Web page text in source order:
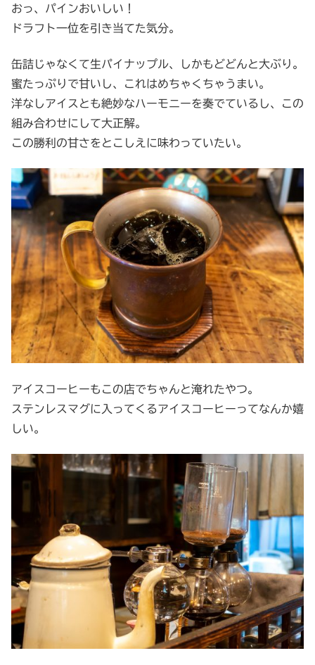
おっ、パインおいしい！
ドラフト一位を引き当てた気分。
缶詰じゃなくて生パイナップル、しかもどどんと大ぶり。
蜜たっぷりで甘いし、これはめちゃくちゃうまい。
洋なしアイスとも絶妙なハーモニーを奏でているし、この
組み合わせにして大正解。
この勝利の甘さをとこしえに味わっていたい。
アイスコーヒーもこの店でちゃんと淹れたやつ。
ステンレスマグに入ってくるアイスコーヒーってなんか嬉
しい。